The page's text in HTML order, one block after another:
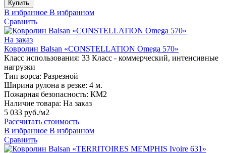
Купить
В избранное В избранном
Сравнить
На заказ
Ковролин Balsan «CONSTELLATION Omega 570»
Класс использования: 33 Класс - коммерческий, интенсивные
нагрузки
Тип ворса: Разрезной
Ширина рулона в резке: 4 м.
Пожарная безопасность: КМ2
Наличие товара: На заказ
5 033 руб./м2
Рассчитать стоимость
В избранное В избранном
Сравнить